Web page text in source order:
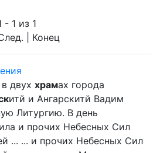
- 1 из 1
| Конец
двух храмах города
итй и Ангарскитй Вадим
Литургию. В день
и прочих Небесных Сил
... ... и прочих Небесных Сил